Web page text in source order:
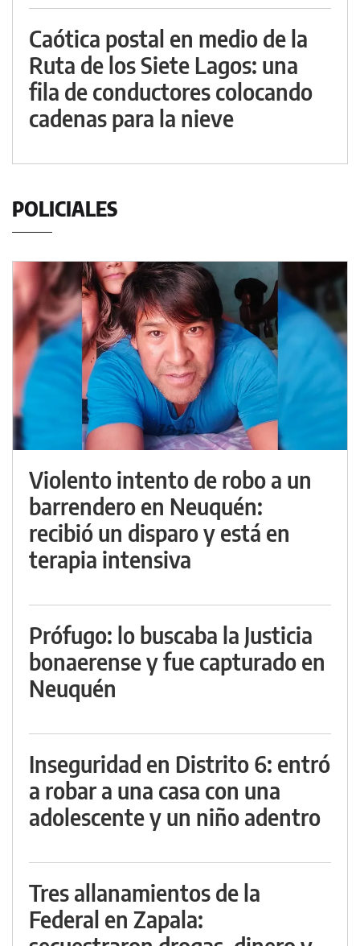
Caótica postal en medio de la
Ruta de los Siete Lagos: una
fila de conductores colocando
cadenas para la nieve
POLICIALES
Violento intento de robo a un
barrendero en Neuquén:
recibió un disparo y está en
terapia intensiva
Prófugo: lo buscaba la Justicia
bonaerense y fue capturado en
Neuquén
Inseguridad en Distrito 6: entró
a robar a una casa con una
adolescente y un niño adentro
Tres allanamientos de la
Federal en Zapala: